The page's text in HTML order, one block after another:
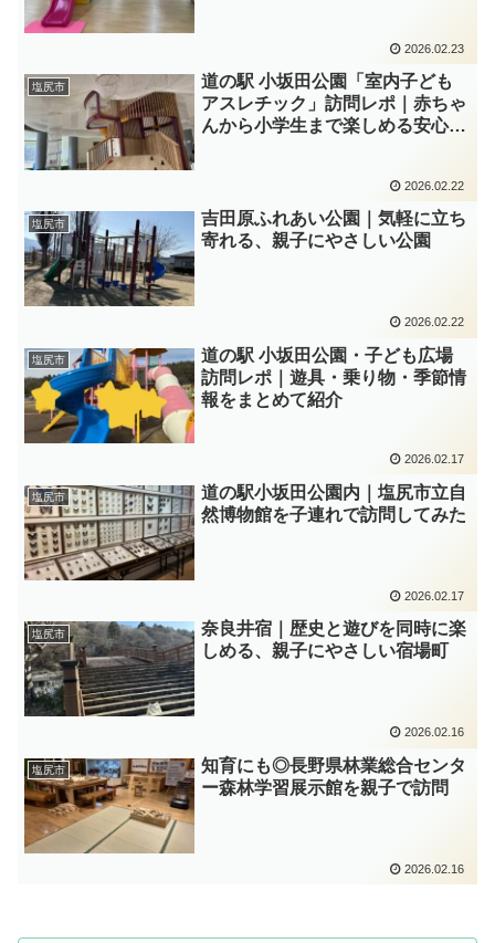
2026.02.23
塩尻市
道の駅 小坂田公園「室内子ども
アスレチック」訪問レポ｜赤ちゃ
んから小学生まで楽しめる安心ス
2026.02.22
塩尻市
吉田原ふれあい公園｜気軽に立ち
寄れる、親子にやさしい公園
2026.02.22
塩尻市
道の駅 小坂田公園・子ども広場
訪問レポ｜遊具・乗り物・季節情
報をまとめて紹介
2026.02.17
塩尻市
道の駅小坂田公園内｜塩尻市立自
然博物館を子連れで訪問してみた
2026.02.17
塩尻市
奈良井宿｜歴史と遊びを同時に楽
しめる、親子にやさしい宿場町
2026.02.16
塩尻市
知育にも◎長野県林業総合センタ
ー森林学習展示館を親子で訪問
2026.02.16